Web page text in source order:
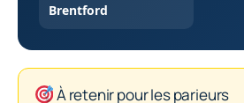
Brentford
À retenir pour les parieurs